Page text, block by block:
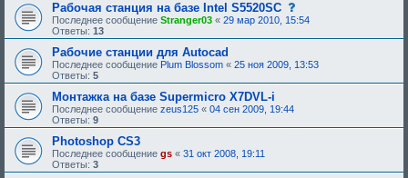
Рабочая станция на базе Intel S5520SC
о
о
б
е
н
и
р
Последнее сообщение Stranger03 « 29 мар 2010, 15:54
Ответы: 13
Рабочие станции для Autocad
Последнее сообщение Plum Blossom « 25 ноя 2009, 13:53
Ответы: 5
Монтажка на базе Supermicro X7DVL-i
Последнее сообщение zeus125 « 04 сен 2009, 19:44
Ответы: 9
Photoshop CS3
Последнее сообщение gs « 31 окт 2008, 19:11
Ответы: 3